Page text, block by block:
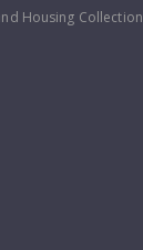
Housing Collection